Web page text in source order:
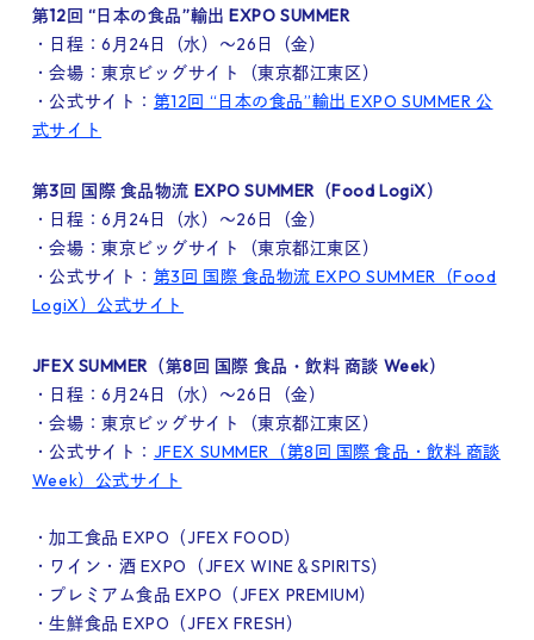
第12回 “日本の食品”輸出 EXPO SUMMER
・日程：6月24日（水）～26日（金）
・会場：東京ビッグサイト（東京都江東区）
・公式サイト： 第12回 “日本の食品”輸出 EXPO SUMMER 公
式サイト
第3回 国際 食品物流 EXPO SUMMER（Food LogiX）
・日程：6月24日（水）～26日（金）
・会場：東京ビッグサイト（東京都江東区）
・公式サイト： 第3回 国際 食品物流 EXPO SUMMER（Food
LogiX）公式サイト
JFEX SUMMER（第8回 国際 食品・飲料 商談 Week）
・日程：6月24日（水）～26日（金）
・会場：東京ビッグサイト（東京都江東区）
・公式サイト： JFEX SUMMER（第8回 国際 食品・飲料 商談
Week）公式サイト
・加工食品 EXPO（JFEX FOOD）
・ワイン・酒 EXPO（JFEX WINE＆SPIRITS）
・プレミアム食品 EXPO（JFEX PREMIUM）
・生鮮食品 EXPO（JFEX FRESH）